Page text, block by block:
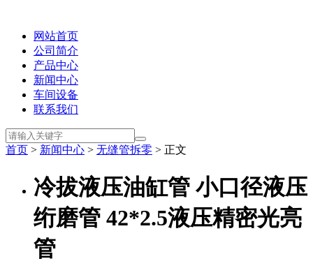
网站首页
公司简介
产品中心
新闻中心
车间设备
联系我们
首页 > 新闻中心 > 无缝管拆零 > 正文
冷拔液压油缸管 小口径液压
绗磨管 42*2.5液压精密光亮
管